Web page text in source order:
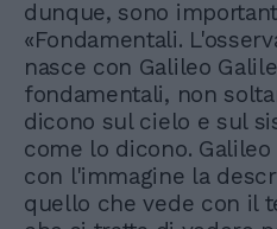
dunque, sono
«Fondamentali.
nasce con Galileo
fondamentali, non
dicono sul cielo e sul
come lo dicono.
con l'immagine la
quello che vede con il